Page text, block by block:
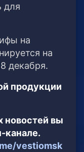
для
на
на
декабря.
продукции
новостей вы
канале.
vestiomsk